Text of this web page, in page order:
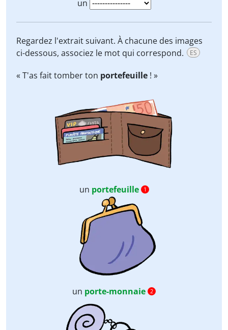
un
Regardez l'extrait suivant. À chacune des images
ci-dessous, associez le mot qui correspond.
ES
« T'as fait tomber ton portefeuille ! »
un portefeuille 1
un porte-monnaie 2